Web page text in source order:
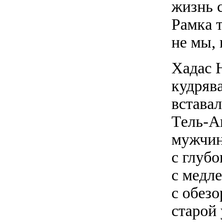
жизнь
Рамка
не мы,
Хадас
Тель-
с
с
с